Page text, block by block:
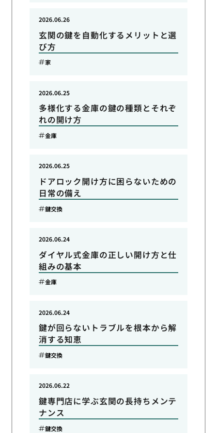
玄関の鍵を自動化するメリットと選
び方
2026.06.26
家
多様化する金庫の鍵の種類とそれぞ
れの開け方
2026.06.25
金庫
ドアロック開け方に困らないための
日常の備え
2026.06.25
鍵交換
ダイヤル式金庫の正しい開け方と仕
組みの基本
2026.06.24
金庫
鍵が回らないトラブルを根本から解
消する知恵
2026.06.24
鍵交換
鍵専門店に学ぶ玄関の長持ちメンテ
ナンス
2026.06.22
鍵交換